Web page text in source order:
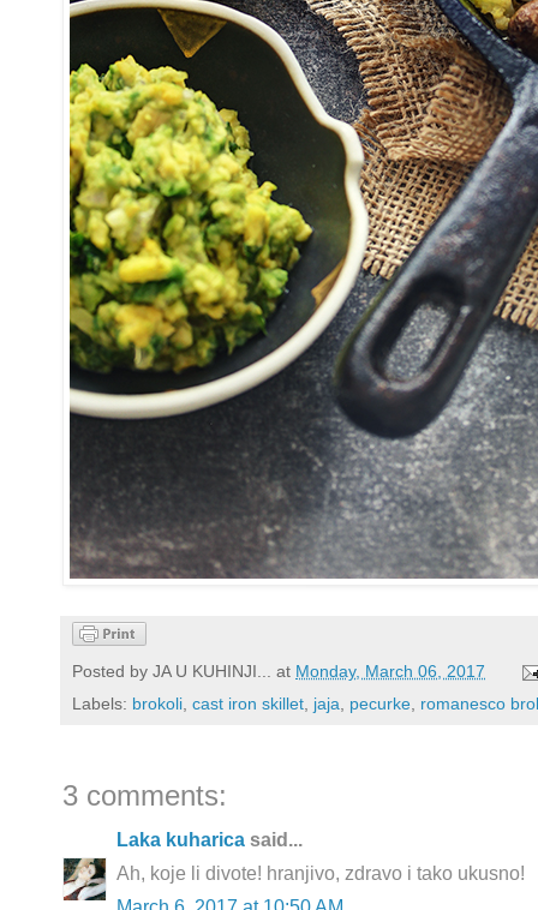
Posted by JA U KUHINJI... at Monday, March 06, 2017
Labels: brokoli, cast iron skillet, jaja, pecurke, romanesco
3 comments:
Laka kuharica said...
Ah, koje li divote! hranjivo, zdravo i tako ukusno!